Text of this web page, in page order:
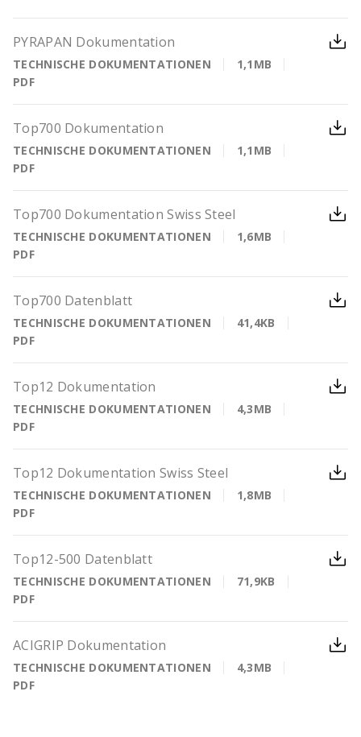
PYRAPAN Dokumentation
TECHNISCHE DOKUMENTATIONEN
1,1MB
PDF
Top700 Dokumentation
TECHNISCHE DOKUMENTATIONEN
1,1MB
PDF
Top700 Dokumentation Swiss Steel
TECHNISCHE DOKUMENTATIONEN
1,6MB
PDF
Top700 Datenblatt
TECHNISCHE DOKUMENTATIONEN
41,4KB
PDF
Top12 Dokumentation
TECHNISCHE DOKUMENTATIONEN
4,3MB
PDF
Top12 Dokumentation Swiss Steel
TECHNISCHE DOKUMENTATIONEN
1,8MB
PDF
Top12-500 Datenblatt
TECHNISCHE DOKUMENTATIONEN
71,9KB
PDF
ACIGRIP Dokumentation
TECHNISCHE DOKUMENTATIONEN
4,3MB
PDF